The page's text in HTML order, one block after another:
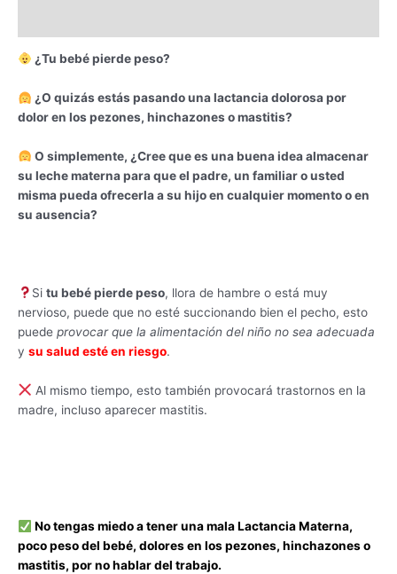
¿Tu bebé pierde peso?
¿O quizás estás pasando una lactancia dolorosa por
dolor en los pezones, hinchazones o mastitis?
O simplemente, ¿Cree que es una buena idea almacenar
su leche materna para que el padre, un familiar o usted
misma pueda ofrecerla a su hijo en cualquier momento o en
su ausencia?
Si tu bebé pierde peso, llora de hambre o está muy
nervioso, puede que no esté succionando bien el pecho, esto
puede provocar que la alimentación del niño no sea adecuada
y su salud esté en riesgo.
Al mismo tiempo, esto también provocará trastornos en la
madre, incluso aparecer mastitis.
No tengas miedo a tener una mala Lactancia Materna,
poco peso del bebé, dolores en los pezones, hinchazones o
mastitis, por no hablar del trabajo.